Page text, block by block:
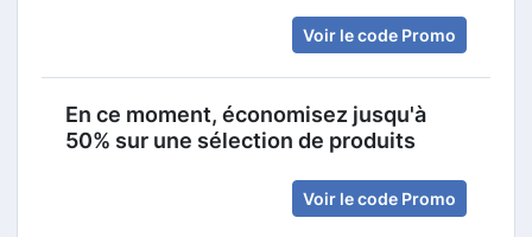
Voir le code Promo
En ce moment, économisez jusqu'à
50% sur une sélection de produits
Voir le code Promo